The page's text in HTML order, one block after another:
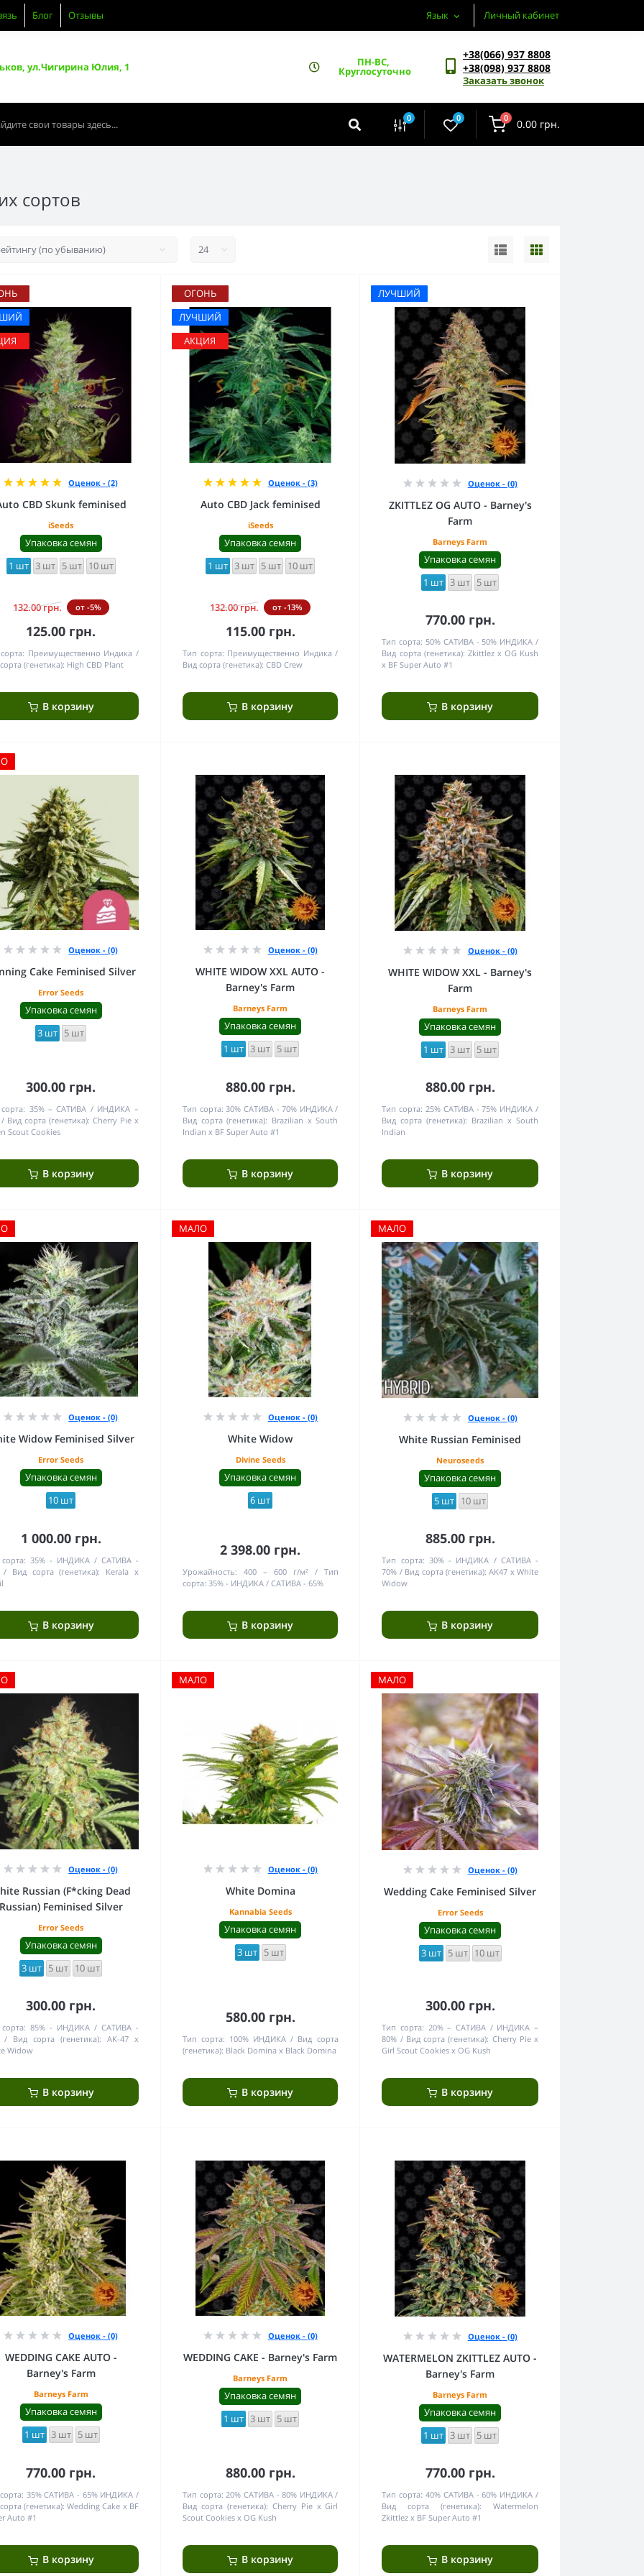
Блог Отзывы Язык Личный кабинет
ул.Чигирина Юлия, 1 ПН-ВС,
Круглосуточно
+38(066) 937 8808
+38(098) 937 8808
Заказать звонок
0 0 0 0.00 грн.
сортов
Оценок - (2)
CBD Skunk feminised
iSeeds
Упаковка семян
1 шт 3 шт 5 шт 10 шт
132.00 грн. от -5%
125.00 грн.
Преимущественно Индика
(генетика): High CBD Plant
В корзину
ОГОНЬ
ЛУЧШИЙ
АКЦИЯ
Оценок - (3)
Auto CBD Jack feminised
iSeeds
Упаковка семян
1 шт 3 шт 5 шт 10 шт
132.00 грн. от -13%
115.00 грн.
Тип сорта: Преимущественно Индика
Вид сорта (генетика): CBD Crew
В корзину
ЛУЧШИЙ
Оценок - (0)
ZKITTLEZ OG AUTO - Barney's
Farm
Barneys Farm
Упаковка семян
1 шт 3 шт 5 шт
770.00 грн.
Тип сорта: 50% САТИВА - 50% ИНДИКА
Вид сорта (генетика): Zkittlez x OG Kush
x BF Super Auto #1
В корзину
Оценок - (0)
Cake Feminised Silver
Error Seeds
Упаковка семян
3 шт 5 шт
300.00 грн.
35% – САТИВА / ИНДИКА –
Вид сорта (генетика): Cherry Pie x
Scout Cookies
В корзину
Оценок - (0)
WHITE WIDOW XXL AUTO -
Barney's Farm
Barneys Farm
Упаковка семян
1 шт 3 шт 5 шт
880.00 грн.
Тип сорта: 30% САТИВА - 70% ИНДИКА
Вид сорта (генетика): Brazilian x South
Indian x BF Super Auto #1
В корзину
Оценок - (0)
WHITE WIDOW XXL - Barney's
Farm
Barneys Farm
Упаковка семян
1 шт 3 шт 5 шт
880.00 грн.
Тип сорта: 25% САТИВА - 75% ИНДИКА
Вид сорта (генетика): Brazilian x South
Indian
В корзину
Оценок - (0)
Widow Feminised Silver
Error Seeds
Упаковка семян
10 шт
1 000.00 грн.
35% - ИНДИКА / САТИВА -
Вид сорта (генетика):
Kerala x
В корзину
МАЛО
Оценок - (0)
White Widow
Divine Seeds
Упаковка семян
6 шт
2 398.00 грн.
Урожайность: 400 – 600 г/м²
Тип
сорта: 35% - ИНДИКА / САТИВА - 65%
В корзину
МАЛО
Оценок - (0)
White Russian Feminised
Neuroseeds
Упаковка семян
5 шт 10 шт
885.00 грн.
Тип сорта: 30% - ИНДИКА / САТИВА -
70%
Вид сорта (генетика): AK47 x White
Widow
В корзину
Оценок - (0)
Russian (F*cking Dead
Russian) Feminised Silver
Error Seeds
Упаковка семян
3 шт 5 шт 10 шт
300.00 грн.
85% - ИНДИКА / САТИВА -
Вид сорта (генетика): AK-47 x
Widow
В корзину
МАЛО
Оценок - (0)
White Domina
Kannabia Seeds
Упаковка семян
3 шт 5 шт
580.00 грн.
Тип сорта: 100% ИНДИКА
Вид сорта
(генетика): Black Domina x Black Domina
В корзину
МАЛО
Оценок - (0)
Wedding Cake Feminised Silver
Error Seeds
Упаковка семян
3 шт 5 шт 10 шт
300.00 грн.
Тип сорта: 20% – САТИВА / ИНДИКА –
80%
Вид сорта (генетика): Сherry Pie x
Girl Scout Cookies x OG Kush
В корзину
Оценок - (0)
WEDDING CAKE AUTO -
Barney's Farm
Barneys Farm
Упаковка семян
1 шт 3 шт 5 шт
770.00 грн.
35% САТИВА - 65% ИНДИКА
(генетика): Wedding Cake x BF
Auto #1
В корзину
Оценок - (0)
WEDDING CAKE - Barney's Farm
Barneys Farm
Упаковка семян
1 шт 3 шт 5 шт
880.00 грн.
Тип сорта: 20% САТИВА - 80% ИНДИКА
Вид сорта (генетика): Cherry Pie x Girl
Scout Cookies x OG Kush
В корзину
Оценок - (0)
WATERMELON ZKITTLEZ AUTO -
Barney's Farm
Barneys Farm
Упаковка семян
1 шт 3 шт 5 шт
770.00 грн.
Тип сорта: 40% САТИВА - 60% ИНДИКА
Вид сорта (генетика):
Watermelon
Zkittlez x BF Super Auto #1
В корзину